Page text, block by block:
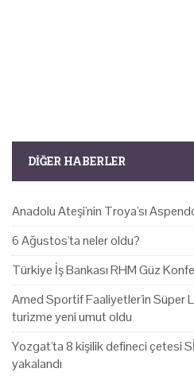
DIĞER HABERLER
Anadolu Ateşi'nin Troya'sı
6 Ağustos'ta neler oldu?
Türkiye İş Bankası RHM Güz
Amed Sportif Faaliyetler'in Süper
turizme yeni umut oldu
Yozgat'ta 8 kişilik defineci çetesi
yakalandı